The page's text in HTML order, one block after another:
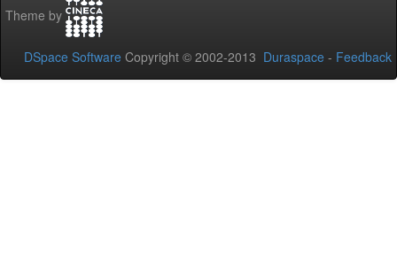
Theme by
DSpace Software Copyright © 2002-2013 Duraspace - Feedback